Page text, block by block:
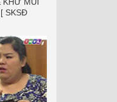
SKSĐ